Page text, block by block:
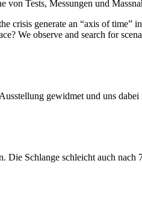
von Tests, Messungen und
crisis generate an “axis of time”
We observe and search for
gewidmet und uns
Schlange schleicht auch nach